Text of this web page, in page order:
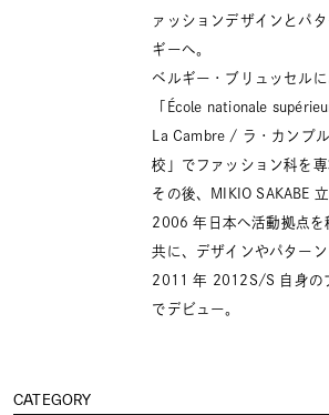
ァッションデザインとパ
ギーへ。
ベルギー・ブリュッセル
「École nationale
La Cambre / ラ・カンプ
校」でファッション科を専
その後、MIKIO SAKABE
2006 年日本へ活動拠点を
共に、デザインやパターン
2011 年 2012S/S 自身の
でデビュー。
CATEGORY